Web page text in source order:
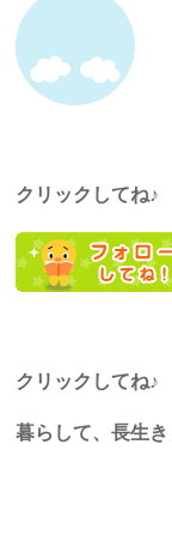
クリックしてね♪
クリックしてね♪
暮らして、長生